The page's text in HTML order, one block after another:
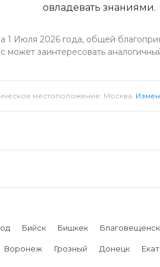
овладевать знаниями.
Июля 2026 года, общей
заинтересовать
местоположение: Москва.
Бийск Бишкек Благовещенск
Воронеж Грозный Донецк